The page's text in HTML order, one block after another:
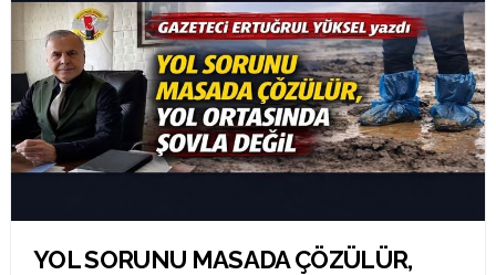
YOL SORUNU MASADA ÇÖZÜLÜR,